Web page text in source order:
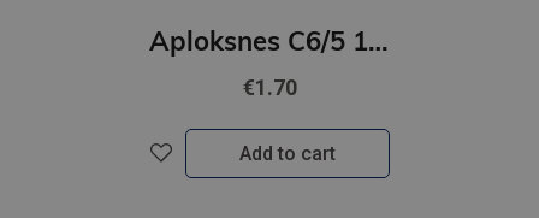
Aploksnes C6/5 10gb sarkana
€1.70
Add to cart